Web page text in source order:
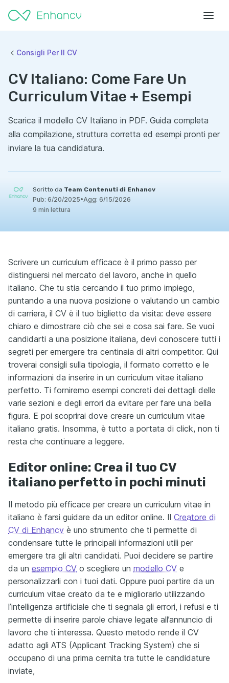
Consigli Per Il CV
CV Italiano: Come Fare Un
Curriculum Vitae + Esempi
Scarica il modello CV Italiano in PDF. Guida completa
alla compilazione, struttura corretta ed esempi pronti per
inviare la tua candidatura.
Scritto da Team Contenuti di Enhancv
Pub: 6/20/2025•Agg: 6/15/2026
9 min lettura
Scrivere un curriculum efficace è il primo passo per
distinguersi nel mercato del lavoro, anche in quello
italiano. Che tu stia cercando il tuo primo impiego,
puntando a una nuova posizione o valutando un cambio
di carriera, il CV è il tuo biglietto da visita: deve essere
chiaro e dimostrare ciò che sei e cosa sai fare. Se vuoi
candidarti a una posizione italiana, devi conoscere tutti i
segreti per emergere tra centinaia di altri competitor. Qui
troverai consigli sulla tipologia, il formato corretto e le
informazioni da inserire in un curriculum vitae italiano
perfetto. Ti forniremo esempi concreti dei dettagli delle
varie sezioni e degli errori da evitare per fare una bella
figura. E poi scoprirai dove creare un curriculum vitae
italiano gratis. Insomma, è tutto a portata di click, non ti
resta che continuare a leggere.
Editor online: Crea il tuo CV
italiano perfetto in pochi minuti
Il metodo più efficace per creare un curriculum vitae in
italiano è farsi guidare da un editor online. Il Creatore di
CV di Enhancv è uno strumento che ti permette di
condensare tutte le principali informazioni utili per
emergere tra gli altri candidati. Puoi decidere se partire
da un esempio CV o scegliere un modello CV e
personalizzarli con i tuoi dati. Oppure puoi partire da un
curriculum vitae creato da te e migliorarlo utilizzando
l’intelligenza artificiale che ti segnala gli errori, i refusi e ti
permette di inserire parole chiave legate all’annuncio di
lavoro che ti interessa. Questo metodo rende il CV
adatto agli ATS (Applicant Tracking System) che si
occupano di una prima cernita tra tutte le candidature
inviate,